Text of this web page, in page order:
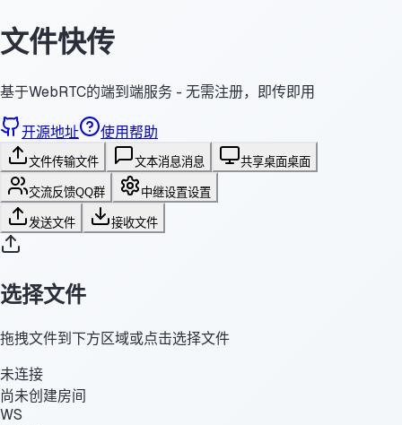
文件快传
基于WebRTC的端到端服务 - 无需注册，即传即用
开源地址 使用帮助
文件传输文件 文本消息消息 共享桌面桌面
交流反馈QQ群 中继设置设置
发送文件 接收文件
选择文件
拖拽文件到下方区域或点击选择文件
未连接
尚未创建房间
WS